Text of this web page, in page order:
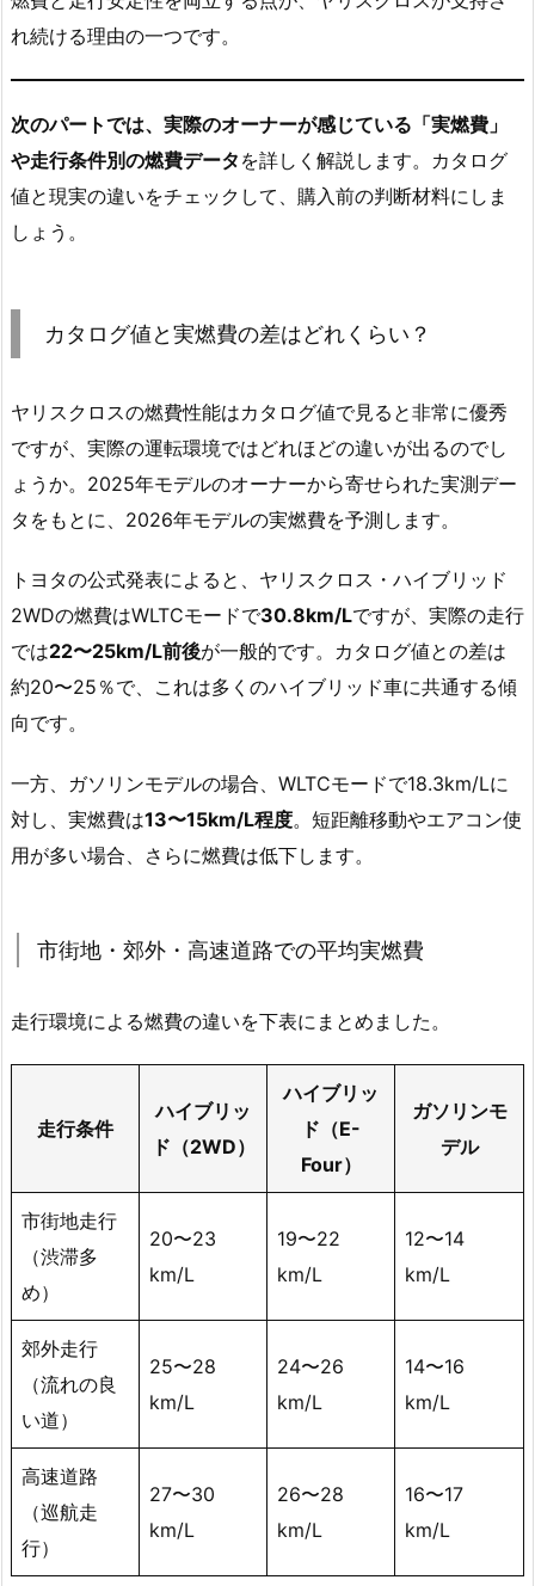
れ続ける理由の一つです。
次のパートでは、実際のオーナーが感じている「実燃費」
や走行条件別の燃費データ を詳しく解説します。カタログ
値と現実の違いをチェックして、購入前の判断材料にしま
しょう。
カタログ値と実燃費の差はどれくらい？
ヤリスクロスの燃費性能はカタログ値で見ると非常に優秀
ですが、実際の運転環境ではどれほどの違いが出るのでし
ょうか。2025年モデルのオーナーから寄せられた実測デー
タをもとに、2026年モデルの実燃費を予測します。
トヨタの公式発表によると、ヤリスクロス・ハイブリッド
2WDの燃費はWLTCモードで30.8km/Lですが、実際の走行
では22〜25km/L前後が一般的です。カタログ値との差は
約20〜25％で、これは多くのハイブリッド車に共通する傾
向です。
一方、ガソリンモデルの場合、WLTCモードで18.3km/Lに
対し、実燃費は13〜15km/L程度。短距離移動やエアコン使
用が多い場合、さらに燃費は低下します。
市街地・郊外・高速道路での平均実燃費
走行環境による燃費の違いを下表にまとめました。
走行条件
ハイブリッ
ド（2WD）
ハイブリッ
ド（E-
Four）
ガソリンモ
デル
市街地走行
（渋滞多
め）
20〜23
km/L
19〜22
km/L
12〜14
km/L
郊外走行
（流れの良
い道）
25〜28
km/L
24〜26
km/L
14〜16
km/L
高速道路
（巡航走
行）
27〜30
km/L
26〜28
km/L
16〜17
km/L